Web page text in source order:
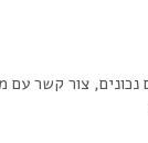
צור קשר עם